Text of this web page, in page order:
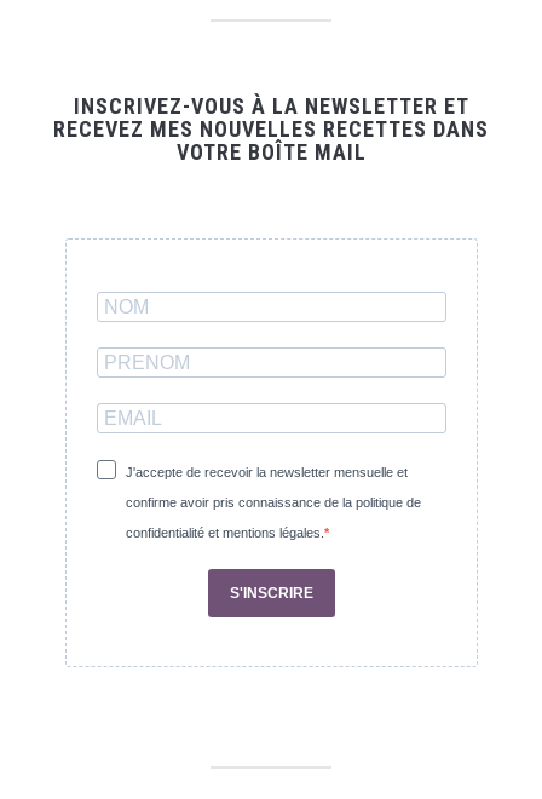
INSCRIVEZ-VOUS À LA NEWSLETTER ET
RECEVEZ MES NOUVELLES RECETTES DANS
VOTRE BOÎTE MAIL
J'accepte de recevoir la newsletter mensuelle et
confirme avoir pris connaissance de la politique de
confidentialité et mentions légales.
S'INSCRIRE